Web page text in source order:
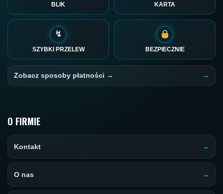
BLIK KARTA
↯
SZYBKI PRZELEW BEZPIECZNIE
Zobacz sposoby płatności →
O FIRMIE
Kontakt
O nas